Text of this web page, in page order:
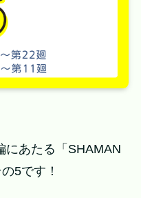
にあたる「SHAMAN
5です！